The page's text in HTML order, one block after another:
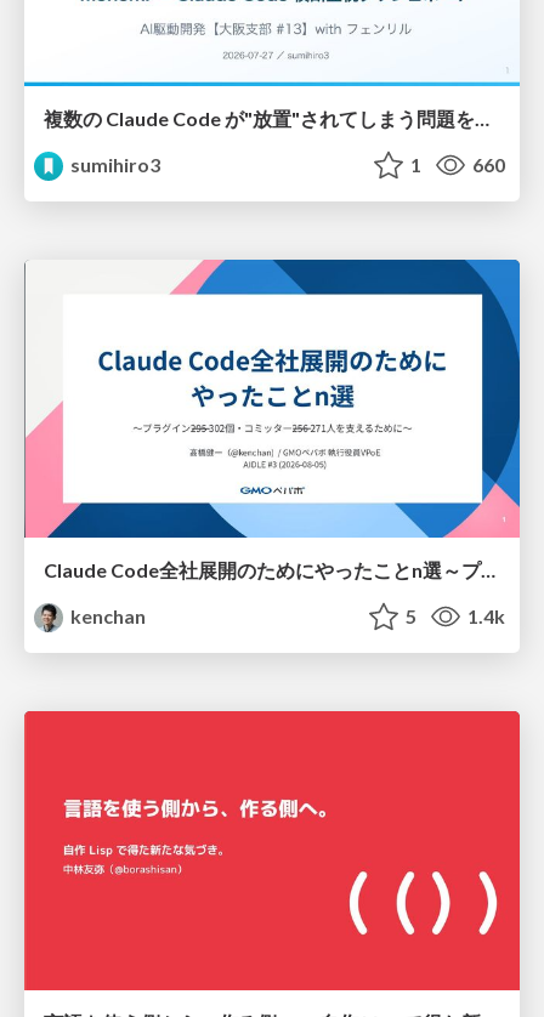
sumihiro3
1 660
Claude Code全社展開のためにやったことn選～プラグイン302個・コミッター271人を支えるために～
kenchan
5 1.4k